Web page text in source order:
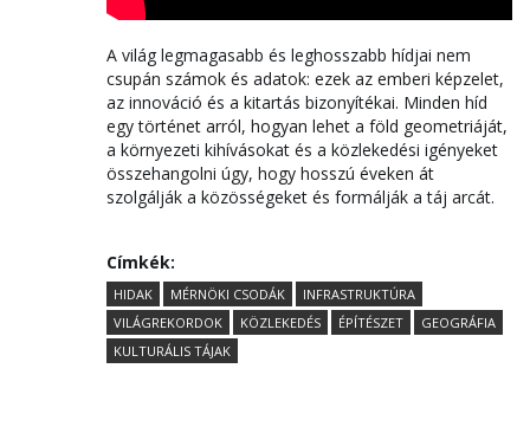
A világ legmagasabb és leghosszabb hídjai nem
csupán számok és adatok: ezek az emberi képzelet,
az innováció és a kitartás bizonyítékai. Minden híd
egy történet arról, hogyan lehet a föld geometriáját,
a környezeti kihívásokat és a közlekedési igényeket
összehangolni úgy, hogy hosszú éveken át
szolgálják a közösségeket és formálják a táj arcát.
Címkék:
HIDAK MÉRNÖKI CSODÁK
INFRASTRUKTÚRA
VILÁGREKORDOK
KÖZLEKEDÉS ÉPÍTÉSZET
GEOGRÁFIA
KULTURÁLIS TÁJAK